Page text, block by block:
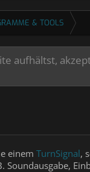
& TOOLS
aufhältst,
einem TurnSignal,
Soundausgabe,